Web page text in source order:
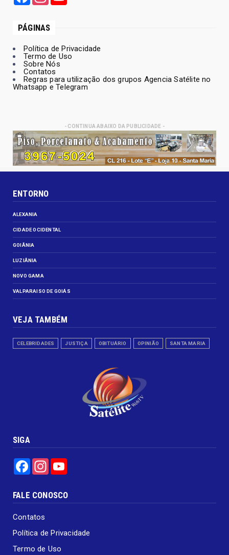
PÁGINAS
Política de Privacidade
Termo de Uso
Sobre Nós
Contatos
Regras para utilização dos grupos Agencia Satélite no
Whatsapp e Telegram
- CONTINUA ABAIXO DA PUBLICIDADE -
ENTORNO
ALEXANIA
CIDADE OCIDENTAL
GOIÂNIA
LUZIÂNIA
NOVO GAMA
VALPARAISO DE GOIÁS
VEJA TAMBÉM
CELEBRIDADES JUSTIÇA OBITUÁRIO OPINIÃO SANTA MARIA
SIGA
FacebookInstagram
FALE CONOSCO
Contatos
Política de Privacidade
Termo de Uso